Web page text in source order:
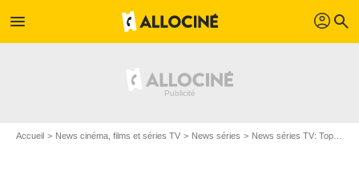
menu profil search
Accueil News cinéma, films et séries TV News séries News séries TV: Top et Flop